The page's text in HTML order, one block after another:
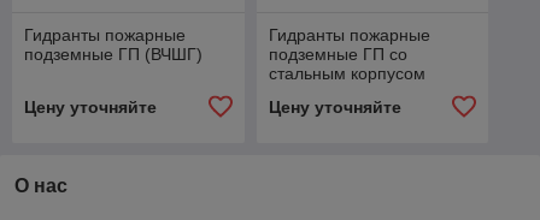
Гидранты пожарные
подземные ГП (ВЧШГ)
Цену уточняйте
Гидранты пожарные
подземные ГП со
стальным корпусом
Цену уточняйте
О нас